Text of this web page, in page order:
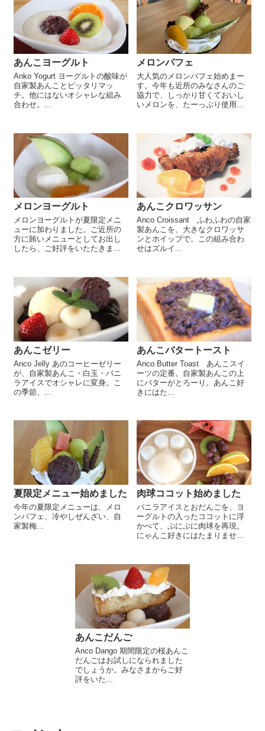
あんこヨーグルト
Anko Yogurt ヨーグルトの酸味が
自家製あんことピッタリマッ
チ。他にはないオシャレな組み
合わせ。...
メロンパフェ
大人気のメロンパフェ始めまー
す。今年も近所のみなさんのご
協力で、しっかり甘くておいし
いメロンを、たーっぷり使用...
メロンヨーグルト
メロンヨーグルトが夏限定メニ
ューに加わりました。ご近所の
方に賄いメニューとしてお出し
したら、ご好評をいたたきま...
あんこクロワッサン
Anco Croissant ふわふわの自家
製あんこを、大きなクロワッサ
ンとホイップで。この組み合わ
せはズルイ...
あんこゼリー
Anco Jelly あのコーヒーゼリー
が、自家製あんこ・白玉・バニ
ラアイスでオシャレに変身。こ
の季節、...
あんこバタートースト
Anco Butter Toast あんこスイ
ーツの定番。自家製あんこの上
にバターがとろーり。あんこ好
きにはた...
夏限定メニュー始めました
今年の夏限定メニューは、メロ
ンパフェ、冷やしぜんざい、自
家製梅...
肉球ココット始めました
バニラアイスとおだんごを、ヨ
ーグルトの入ったココットに浮
かべて、ぷにぷに肉球を再現。
にゃんこ好きにはたまりませ...
あんこだんご
Anco Dango 期間限定の桜あんこ
だんごはお試しになられました
でしょうか。みなさまからご好
評をいた...